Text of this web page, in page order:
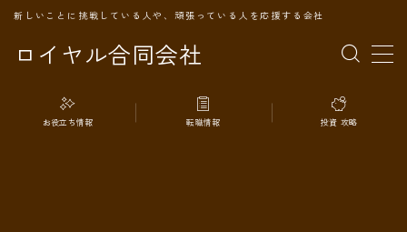
ロイヤル合同会社
新しいことに挑戦している人や、頑張っている人を応援する会社
MENU
TOPページ
お役立ち情報 転職情報 投資 攻略